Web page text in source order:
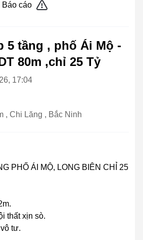
Báo cáo
5 tầng , phố Ái Mộ -
80m ,chỉ 25 Tỷ
17:04
, Chi Lăng , Bắc Ninh
PHỐ ÁI MỘ, LONG BIÊN CHỈ 25
thất xịn sò.
tư.